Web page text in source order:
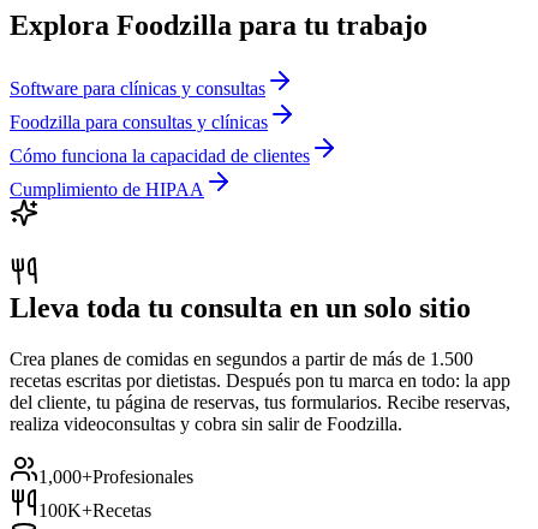
Explora Foodzilla para tu trabajo
Software para clínicas y consultas
Foodzilla para consultas y clínicas
Cómo funciona la capacidad de clientes
Cumplimiento de HIPAA
Lleva toda tu consulta en un solo sitio
Crea planes de comidas en segundos a partir de más de 1.500
recetas escritas por dietistas. Después pon tu marca en todo: la app
del cliente, tu página de reservas, tus formularios. Recibe reservas,
realiza videoconsultas y cobra sin salir de Foodzilla.
1,000+Profesionales
100K+Recetas